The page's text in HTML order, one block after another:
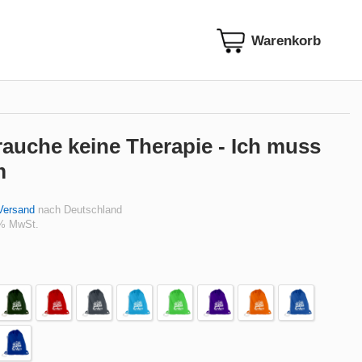
keine Therapie - Ich muss
nach Deutschland
MwSt.